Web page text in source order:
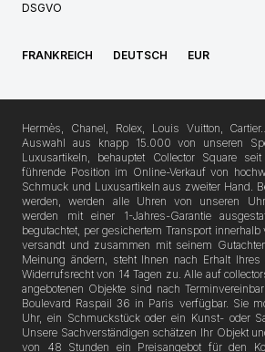
DSGVO
FRANKREICH DEUTSCH EUR
Hermès, Chanel, Rolex, Louis Vuitton,
Auswahl aus knapp 15.000 von unseren
Luxusartikeln, behauptet Collector Square
führende Position im Online-Verkauf von
Schmuck und Luxusartikeln aus zweiter Hand.
werden, werden alle Uhren von unseren
werden mit einer 1-Jahres-Garantie
begutachtet, per gesichertem Transport
versandt und zusammen mit seinem
Meinung ändern, steht Ihnen nach Erhalt
Widerrufsrecht von 14 Tagen zu. Alle auf
angebotenen Objekte sind nach
Boulevard Raspail 36 in Paris verfügbar. Sie
Uhr, ein Schmuckstück oder ein Kunst- oder
Unsere Sachverständigen schätzen Ihr Objekt
von 48 Stunden ein Preisangebot für den